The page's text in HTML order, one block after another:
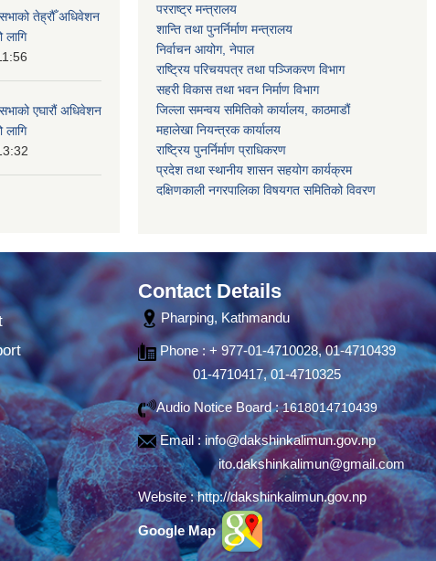
तेह्रौँ अधिवेशन
एघारौं अधिवेशन
परराष्ट्र मन्त्रालय
शान्ति तथा पुनर्निर्माण मन्त्रालय
निर्वाचन आयोग, नेपाल
राष्ट्रिय परिचयपत्र तथा पञ्जिकरण विभाग
सहरी विकास तथा भवन निर्माण विभाग
जिल्ला समन्वय समितिको कार्यालय, काठमाडौं
महालेखा नियन्त्रक कार्यालय
राष्ट्रिय पुनर्निर्माण प्राधिकरण
प्रदेश तथा स्थानीय शासन सहयोग कार्यक्रम
दक्षिणकाली नगरपालिका विषयगत समितिको विवरण
Contact Details
Pharping, Kathmandu
Phone : + 977-01-4710028, 01-4710439
01-4710417, 01-4710325
Audio Notice Board :1618014710439
Email :info@dakshinkalimun.gov.np
ito.dakshinkalimun@gmail.com
Website :http://dakshinkalimun.gov.np
Google Map